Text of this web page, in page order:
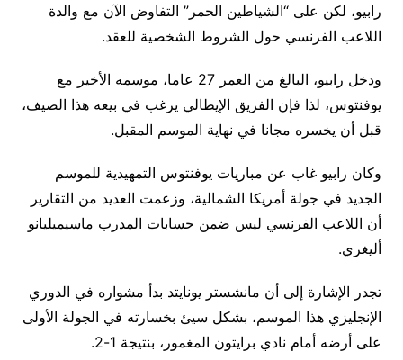
رابيو، لكن على “الشياطين الحمر” التفاوض الآن مع والدة
اللاعب الفرنسي حول الشروط الشخصية للعقد.
ودخل رابيو، البالغ من العمر 27 عاما، موسمه الأخير مع
يوفنتوس، لذا فإن الفريق الإيطالي يرغب في بيعه هذا الصيف،
قبل أن يخسره مجانا في نهاية الموسم المقبل.
وكان رابيو غاب عن مباريات يوفنتوس التمهيدية للموسم
الجديد في جولة أمريكا الشمالية، وزعمت العديد من التقارير
أن اللاعب الفرنسي ليس ضمن حسابات المدرب ماسيميليانو
أليغري.
تجدر الإشارة إلى أن مانشستر يونايتد بدأ مشواره في الدوري
الإنجليزي هذا الموسم، بشكل سيئ بخسارته في الجولة الأولى
على أرضه أمام نادي برايتون المغمور، بنتيجة 1-2.